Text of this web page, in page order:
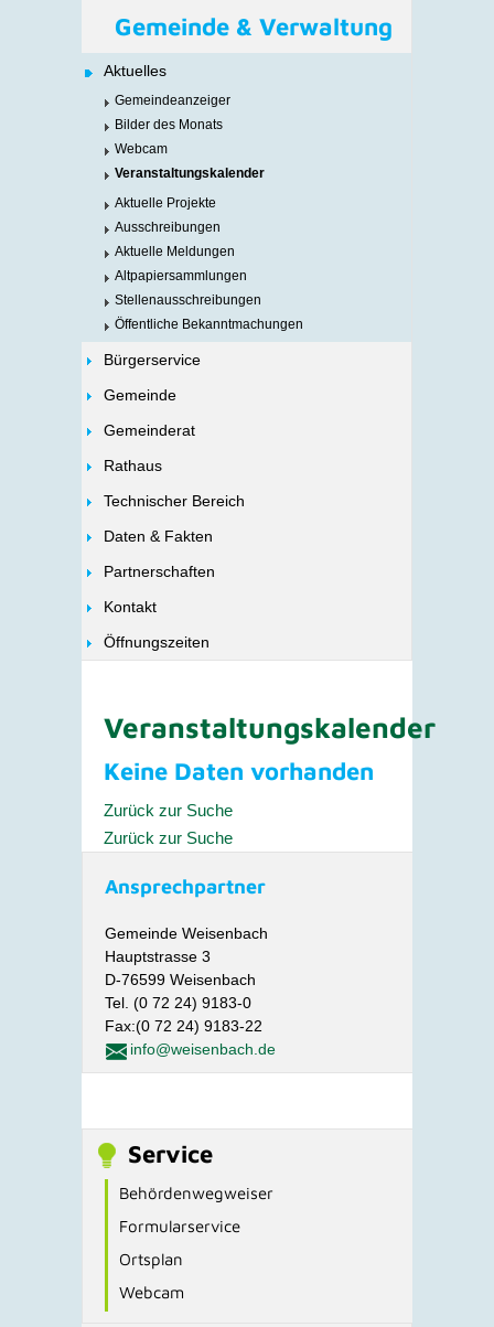
Gemeinde & Verwaltung
Aktuelles
Gemeindeanzeiger
Bilder des Monats
Webcam
Veranstaltungskalender
Aktuelle Projekte
Ausschreibungen
Aktuelle Meldungen
Altpapiersammlungen
Stellenausschreibungen
Öffentliche Bekanntmachungen
Bürgerservice
Gemeinde
Gemeinderat
Rathaus
Technischer Bereich
Daten & Fakten
Partnerschaften
Kontakt
Öffnungszeiten
Veranstaltungskalender
Keine Daten vorhanden
Zurück zur Suche
Zurück zur Suche
Ansprechpartner
Gemeinde Weisenbach
Hauptstrasse 3
D-76599 Weisenbach
Tel. (0 72 24) 9183-0
Fax:(0 72 24) 9183-22
info@weisenbach.de
Service
Behördenwegweiser
Formularservice
Ortsplan
Webcam